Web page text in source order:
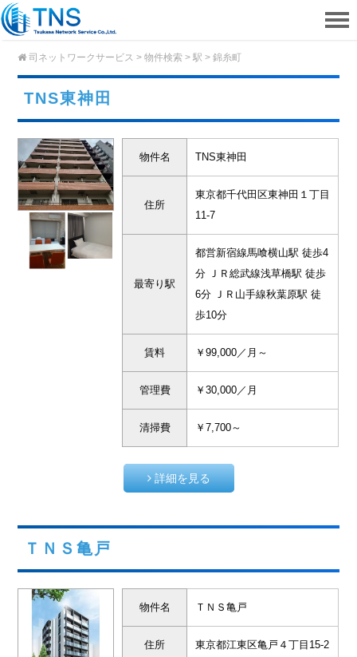
司ネットワークサービス > 物件検索 > 駅 > 錦糸町
TNS東神田
物件名 TNS東神田
住所
東京都千代田区東神田１丁目
11-7
最寄り駅
都営新宿線馬喰横山駅 徒歩4
分 ＪＲ総武線浅草橋駅 徒歩
6分 ＪＲ山手線秋葉原駅 徒
歩10分
賃料 ￥99,000／月～
管理費 ￥30,000／月
清掃費 ￥7,700～
詳細を見る
ＴＮＳ亀戸
物件名 ＴＮＳ亀戸
住所 東京都江東区亀戸４丁目15-2